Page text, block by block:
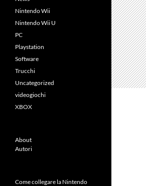
Nintendo Wii
Nintendo Wii U
PC
Playstation
Software
Trucchi
Uncategorized
videogiochi
XBOX
About
Autori
Come collegare la Nintendo